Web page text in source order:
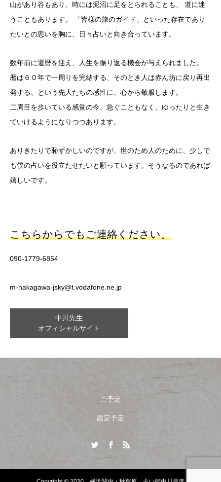
山があり谷もあり、時には泥沼に足をとられることも、 道に迷
うこともあります。 「皆様の旅のガイド」といった存在であり
たいとの思いを胸に、日々占いと向き合っています。
数年前に還暦を迎え、人生を振り返る機会が与えられました。
暦は６０年で一周りを完結する、そのとき人は赤ん坊に戻り再出
発する、という先人たちの感性に、心から敬服します。
二周目を歩いている感覚の今、急ぐこともなく、ゆったりと生き
ていけるようになりつつあります。
ありきたりで恥ずかしいのですが、世のため人のために、少しで
も僕の占いを役立たせたいと願っています。そうなるのであれば
嬉しいです。
こちらからでもご連絡ください。
090-1779-6854
m-nakagawa-jsky@t.vodafone.ne.jp
中川先生
オフィシャルサイト
ご予定
鑑定予定